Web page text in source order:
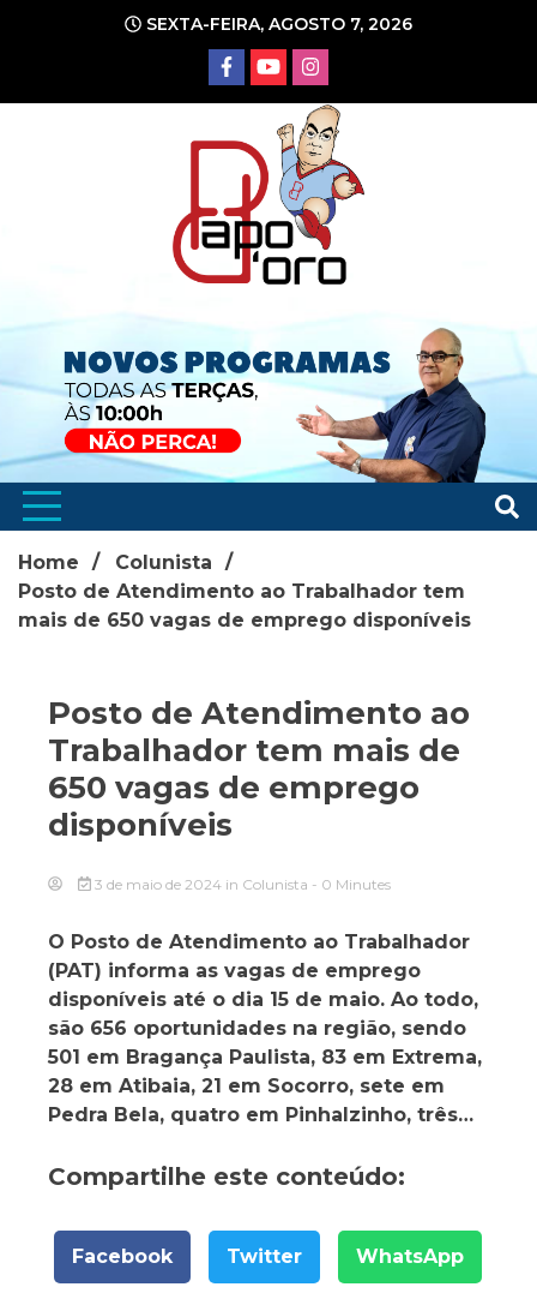
conteúdo
SEXTA-FEIRA, AGOSTO 7, 2026
Home
Colunista
Posto de Atendimento ao Trabalhador tem
mais de 650 vagas de emprego disponíveis
Posto de Atendimento ao
Trabalhador tem mais de
650 vagas de emprego
disponíveis
3 de maio de 2024 in Colunista - 0 Minutes
O Posto de Atendimento ao Trabalhador
(PAT) informa as vagas de emprego
disponíveis até o dia 15 de maio. Ao todo,
são 656 oportunidades na região, sendo
501 em Bragança Paulista, 83 em Extrema,
28 em Atibaia, 21 em Socorro, sete em
Pedra Bela, quatro em Pinhalzinho, três…
Compartilhe este conteúdo:
Facebook Twitter WhatsApp